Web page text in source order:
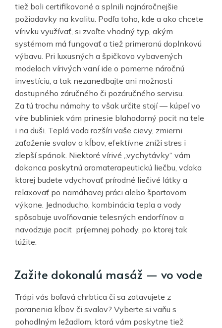
tiež boli certifikované a splnili najnáročnejšie
požiadavky na kvalitu. Podľa toho, kde a ako chcete
vírivku využívať, si zvoľte vhodný typ, akým
systémom má fungovať a tiež primeranú doplnkovú
výbavu. Pri luxusných a špičkovo vybavených
modeloch vírivých vaní ide o pomerne náročnú
investíciu, a tak nezanedbajte ani možnosti
dostupného záručného či pozáručného servisu.
Za tú trochu námahy to však určite stojí — kúpeľ vo
víre bubliniek vám prinesie blahodarný pocit na tele
i na duši. Teplá voda rozšíri vaše cievy, zmierni
zaťaženie svalov a kĺbov, efektívne zníži stres i
zlepší spánok. Niektoré vírivé „vychytávky“ vám
dokonca poskytnú aromaterapeutickú liečbu, vďaka
ktorej budete vdychovať prírodné liečivé látky a
relaxovať po namáhavej práci alebo športovom
výkone. Jednoducho, kombinácia tepla a vody
spôsobuje uvoľňovanie telesných endorfínov a
navodzuje pocit príjemnej pohody, po ktorej tak
túžite.
Zažite dokonalú masáž — vo vode
Trápi vás boľavá chrbtica či sa zotavujete z
poranenia kĺbov či svalov? Vyberte si vaňu s
pohodlným ležadlom, ktorá vám poskytne tiež